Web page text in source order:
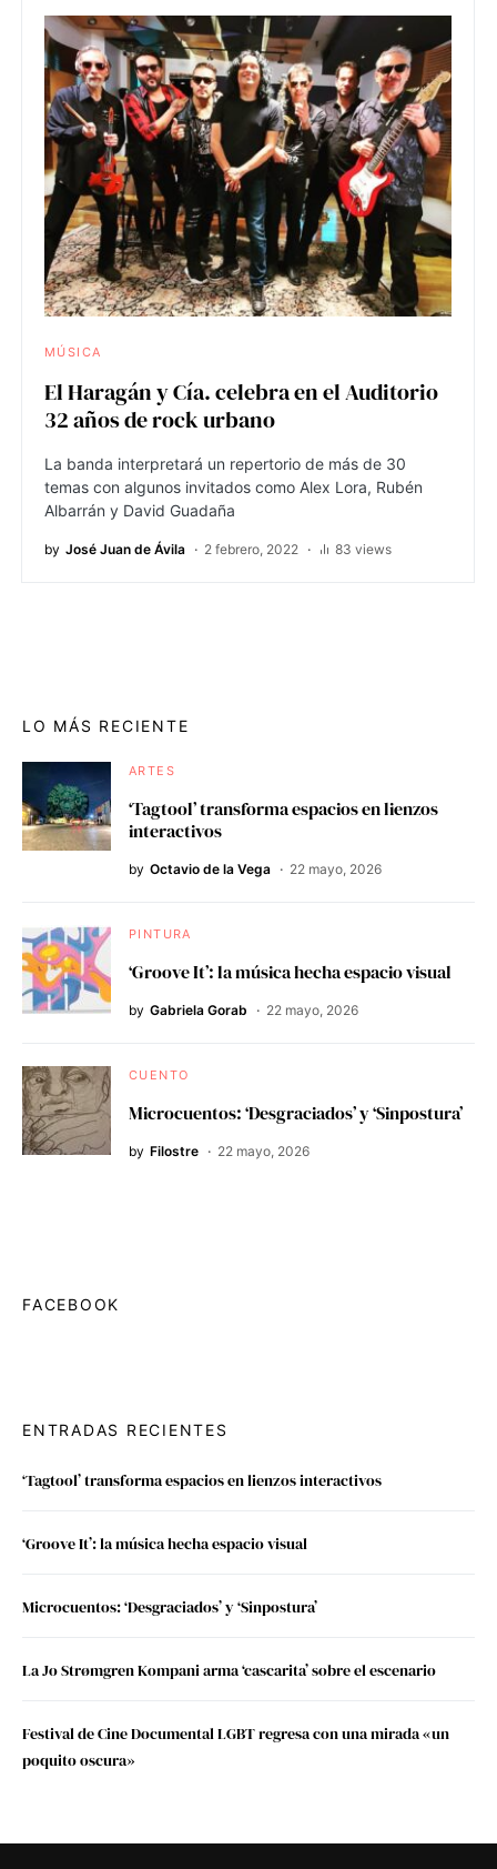
MÚSICA
El Haragán y Cía. celebra en el Auditorio
32 años de rock urbano
La banda interpretará un repertorio de más de 30
temas con algunos invitados como Alex Lora, Rubén
Albarrán y David Guadaña
by José Juan de Ávila 2 febrero, 2022 83 views
LO MÁS RECIENTE
ARTES
‘Tagtool’ transforma espacios en lienzos
interactivos
by Octavio de la Vega 22 mayo, 2026
PINTURA
‘Groove It’: la música hecha espacio visual
by Gabriela Gorab 22 mayo, 2026
CUENTO
Microcuentos: ‘Desgraciados’ y ‘Sinpostura’
by Filostre 22 mayo, 2026
FACEBOOK
ENTRADAS RECIENTES
‘Tagtool’ transforma espacios en lienzos interactivos
‘Groove It’: la música hecha espacio visual
Microcuentos: ‘Desgraciados’ y ‘Sinpostura’
La Jo Strømgren Kompani arma ‘cascarita’ sobre el escenario
Festival de Cine Documental LGBT regresa con una mirada «un
poquito oscura»